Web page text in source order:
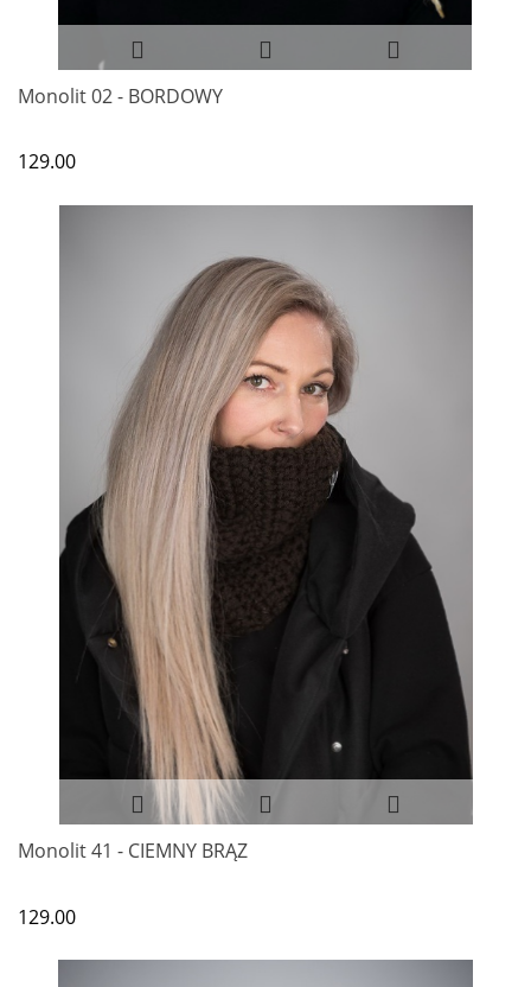
Monolit 02 - BORDOWY
129.00
Monolit 41 - CIEMNY BRĄZ
129.00